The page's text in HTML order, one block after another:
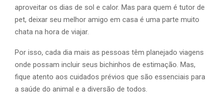
aproveitar os dias de sol e calor. Mas para quem é tutor de
pet, deixar seu melhor amigo em casa é uma parte muito
chata na hora de viajar.
Por isso, cada dia mais as pessoas têm planejado viagens
onde possam incluir seus bichinhos de estimação. Mas,
fique atento aos cuidados prévios que são essenciais para
a saúde do animal e a diversão de todos.